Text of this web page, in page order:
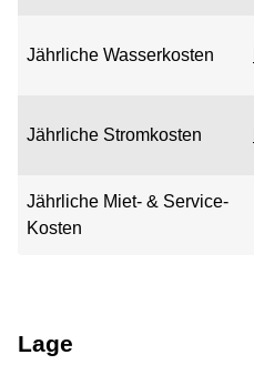
Jährliche Wasserkosten
Jährliche Stromkosten
Jährliche Miet- & Service-
Kosten
Lage